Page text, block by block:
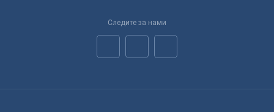
Следите за нами